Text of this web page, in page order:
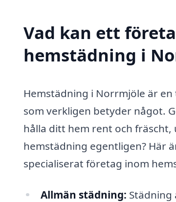
Vad kan ett
hemstädning i
Hemstädning i Norrmjöle är
som verkligen betyder något.
hålla ditt hem rent och
hemstädning egentligen? Här
specialiserat företag inom
Allmän städning: Städning